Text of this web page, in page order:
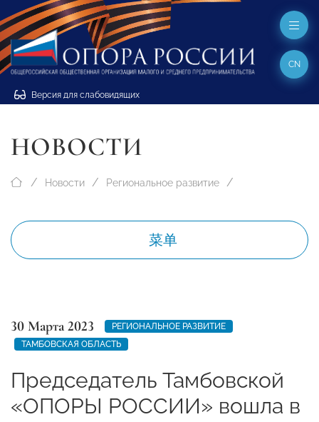
Версия для слабовидящих
CN
НОВОСТИ
Новости Региональное развитие
菜单
30 Марта 2023
РЕГИОНАЛЬНОЕ РАЗВИТИЕ
ТАМБОВСКАЯ ОБЛАСТЬ
Председатель Тамбовской
«ОПОРЫ РОССИИ» вошла в